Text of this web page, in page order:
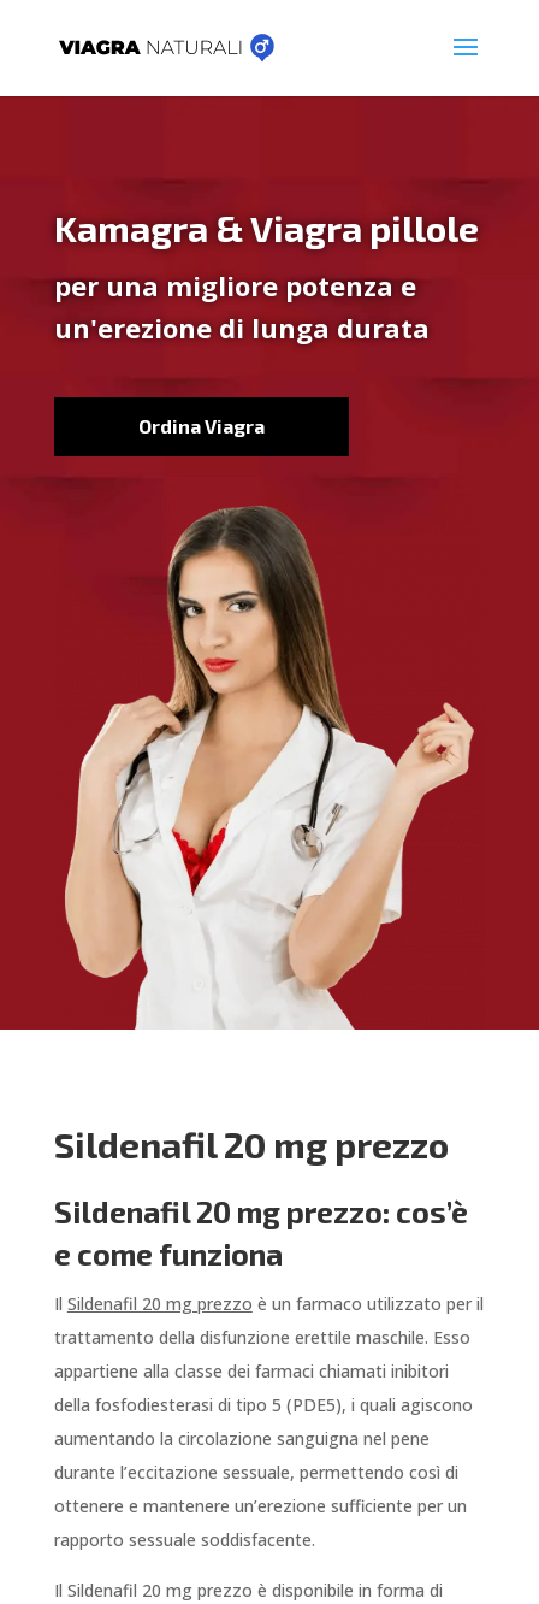
Kamagra & Viagra pillole
per una migliore potenza e
un'erezione di lunga durata
Ordina Viagra
Sildenafil 20 mg prezzo
Sildenafil 20 mg prezzo: cos’è
e come funziona
Il Sildenafil 20 mg prezzo è un farmaco utilizzato per il
trattamento della disfunzione erettile maschile. Esso
appartiene alla classe dei farmaci chiamati inibitori
della fosfodiesterasi di tipo 5 (PDE5), i quali agiscono
aumentando la circolazione sanguigna nel pene
durante l’eccitazione sessuale, permettendo così di
ottenere e mantenere un’erezione sufficiente per un
rapporto sessuale soddisfacente.
Il Sildenafil 20 mg prezzo è disponibile in forma di